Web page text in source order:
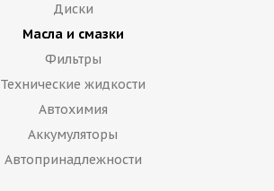
Диски
Масла и смазки
Фильтры
Технические жидкости
Автохимия
Аккумуляторы
Автопринадлежности